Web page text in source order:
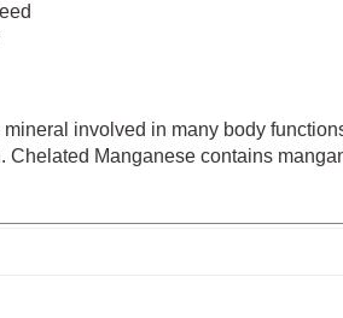
involved in many body
Chelated Manganese contains